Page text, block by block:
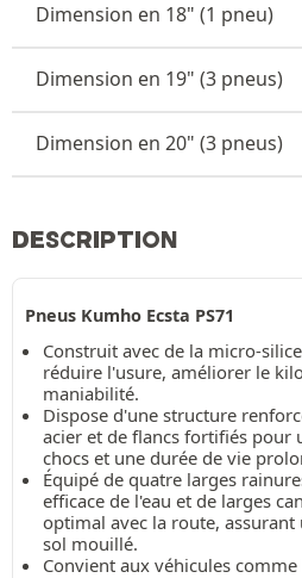
Dimension en 18" (1 pneu)
Dimension en 19" (3 pneus)
Dimension en 20" (3 pneus)
DESCRIPTION
Pneus Kumho Ecsta PS71
Construit avec de la micro-
réduire l'usure, améliorer le
maniabilité.
Dispose d'une structure
acier et de flancs fortifiés pour
chocs et une durée de vie
Équipé de quatre larges
efficace de l'eau et de larges
optimal avec la route,
sol mouillé.
Convient aux véhicules comme